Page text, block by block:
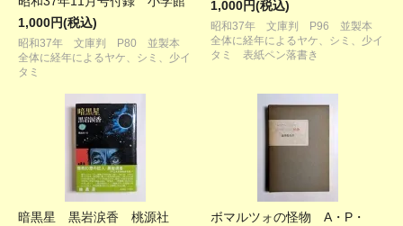
1,000円(税込)
昭和37年 文庫判 P80 並製本
全体に経年によるヤケ、シミ、少イ
タミ
1,000円(税込)
昭和37年 文庫判 P96 並製本
全体に経年によるヤケ、シミ、少イ
タミ 表紙ペン落書き
暗黒星 黒岩涙香 桃源社
ボマルツォの怪物 A・P・